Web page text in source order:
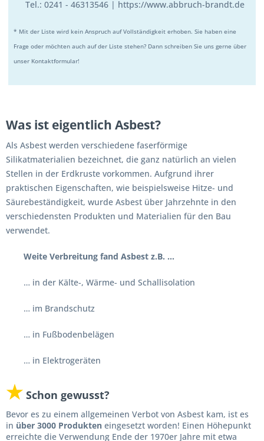
Tel.: 0241 - 46313546 | https://www.abbruch-brandt.de
* Mit der Liste wird kein Anspruch auf Vollständigkeit erhoben. Sie haben eine
Frage oder möchten auch auf der Liste stehen? Dann schreiben Sie uns gerne über
unser Kontaktformular!
Was ist eigentlich Asbest?
Als Asbest werden verschiedene faserförmige
Silikatmaterialien bezeichnet, die ganz natürlich an vielen
Stellen in der Erdkruste vorkommen. Aufgrund ihrer
praktischen Eigenschaften, wie beispielsweise Hitze- und
Säurebeständigkeit, wurde Asbest über Jahrzehnte in den
verschiedensten Produkten und Materialien für den Bau
verwendet.
Weite Verbreitung fand Asbest z.B. …
… in der Kälte-, Wärme- und Schallisolation
… im Brandschutz
… in Fußbodenbelägen
… in Elektrogeräten
★ Schon gewusst?
Bevor es zu einem allgemeinen Verbot von Asbest kam, ist es
in über 3000 Produkten eingesetzt worden! Einen Höhepunkt
erreichte die Verwendung Ende der 1970er Jahre mit etwa